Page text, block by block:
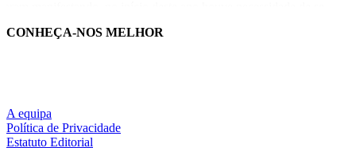
mesmas foram parcialmente suspensas, situação que, reiteramos,
CONHEÇA-NOS MELHOR
A equipa
Política de Privacidade
Estatuto Editorial